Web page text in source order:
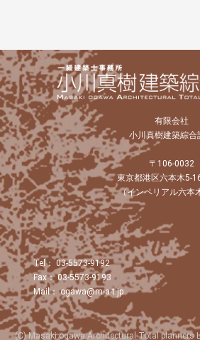
有限会社
小川真樹建築綜合
〒106-0032
東京都港区六本木5-
（インペリアル六本
Tel： 03-5573-9192
Fax： 03-5573-9193
Mail： ogawa@m-a-t.jp
(C) Masaki ogawa Architectural Total planners